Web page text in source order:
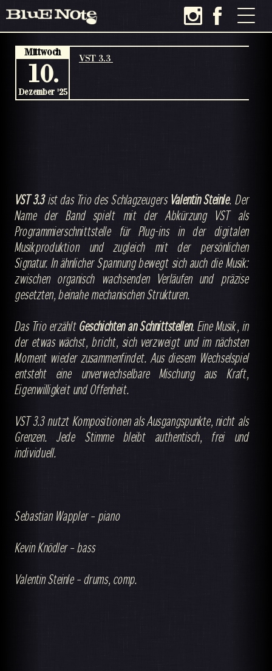
VST 3.3
VST 3.3ist das Trio des Schlagzeugers Valentin Steinle. Der
Name der Band spielt mit der Abkürzung VST als
Programmierschnittstelle für Plug-ins in der digitalen
Musikproduktion und zugleich mit der persönlichen
Signatur. In ähnlicher Spannung bewegt sich auch die Musik:
zwischen organisch wachsenden Verläufen und präzise
gesetzten, beinahe mechanischen Strukturen.
Das Trio erzähltGeschichten an Schnittstellen. Eine Musik, in
der etwas wächst, bricht, sich verzweigt und im nächsten
Moment wieder zusammenfindet. Aus diesem Wechselspiel
entsteht eine unverwechselbare Mischung aus Kraft,
Eigenwilligkeit und Offenheit.
VST 3.3 nutzt Kompositionen als Ausgangspunkte, nicht als
Grenzen. Jede Stimme bleibt authentisch, frei und
individuell.
Sebastian Wappler – piano
Kevin Knödler – bass
Valentin Steinle – drums, comp.
Mittwoch
10.
Dezember '25